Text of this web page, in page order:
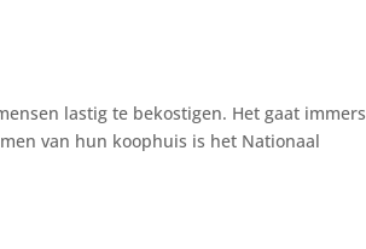
lastig te bekostigen. Het gaat immers
van hun koophuis is het Nationaal